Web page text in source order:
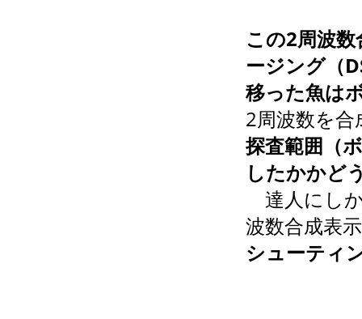
この2周波
ージング（
移った魚は
2周波数を
探査範囲（
したかかど
達人にし
波数合成表
シューティ